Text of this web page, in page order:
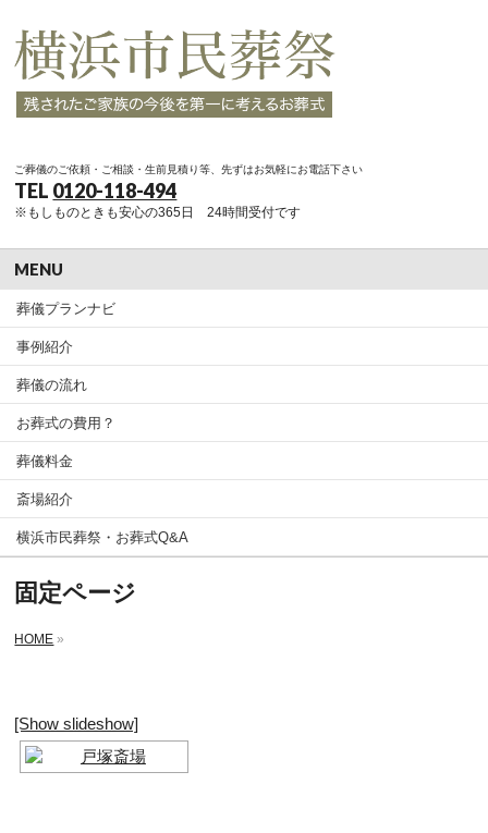
ご葬儀のご依頼・ご相談・生前見積り等、先ずはお気軽にお電話下さい
TEL 0120-118-494
※もしものときも安心の365日 24時間受付です
MENU
葬儀プランナビ
事例紹介
葬儀の流れ
お葬式の費用？
葬儀料金
斎場紹介
横浜市民葬祭・お葬式Q&A
固定ページ
HOME »
[Show slideshow]